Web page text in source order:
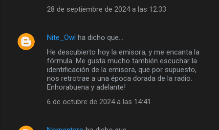
a
28 de septiembre de 2024 a las 12:33
Nite_Owl ha dicho que…
He descubierto hoy la emisora, y me encanta la
fórmula. Me gusta mucho también escuchar la
identificación de la emisora, que por supuesto,
nos retrotrae a una época dorada de la radio.
Enhorabuena y adelante!
6 de octubre de 2024 a las 14:41